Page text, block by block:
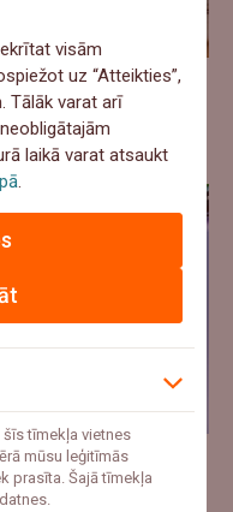
nevienmērīga
Pasaules
visām
uz “Atteikties”,
Tālāk varat arī
laikā varat atsaukt
tīmekļa vietnes
mūsu leģitīmās
prasīta. Šajā tīmekļa